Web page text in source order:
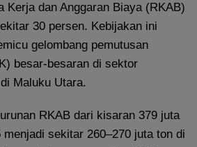
Kerja dan Anggaran Biaya (RKAB)
30 persen. Kebijakan ini
gelombang pemutusan
besar-besaran di sektor
Maluku Utara.
RKAB dari kisaran 379 juta
menjadi sekitar 260–270 juta ton di